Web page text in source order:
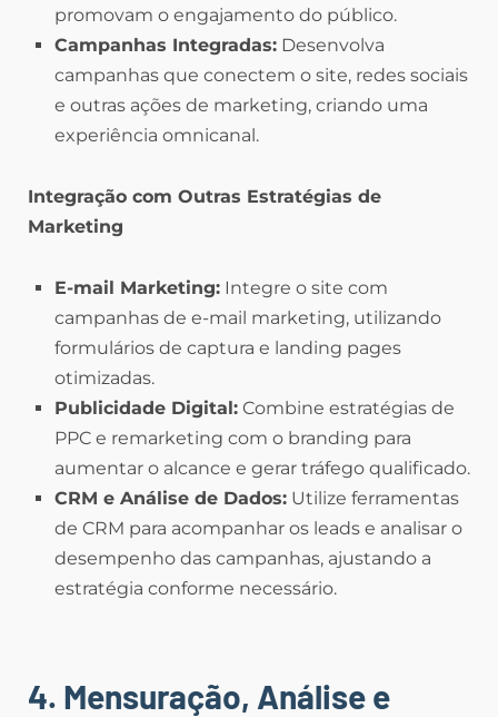
promovam o engajamento do público.
Campanhas Integradas: Desenvolva
campanhas que conectem o site, redes sociais
e outras ações de marketing, criando uma
experiência omnicanal.
Integração com Outras Estratégias de
Marketing
E-mail Marketing: Integre o site com
campanhas de e-mail marketing, utilizando
formulários de captura e landing pages
otimizadas.
Publicidade Digital: Combine estratégias de
PPC e remarketing com o branding para
aumentar o alcance e gerar tráfego qualificado.
CRM e Análise de Dados: Utilize ferramentas
de CRM para acompanhar os leads e analisar o
desempenho das campanhas, ajustando a
estratégia conforme necessário.
4. Mensuração, Análise e